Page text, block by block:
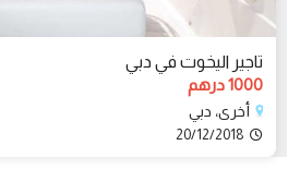
تاجير اليخوت في دبي
1000 درهم
أخرى، دبي
20/12/2018